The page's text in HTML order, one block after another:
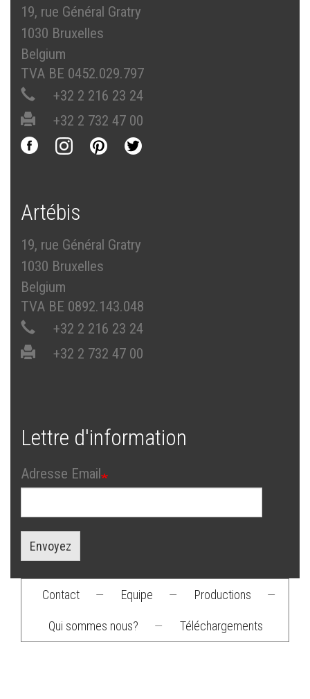
19, rue Général Gratry
1030 Bruxelles
Belgium
TVA BE 0452.029.797
+32 2 216 23 24
+32 2 732 47 00
Artébis
19, rue Général Gratry
1030 Bruxelles
Belgium
TVA BE 0892.143.048
+32 2 216 23 24
+32 2 732 47 00
Lettre d'information
Adresse Email
Envoyez
Footer
menu
Contact — Equipe — Productions —
Qui sommes nous? — Téléchargements